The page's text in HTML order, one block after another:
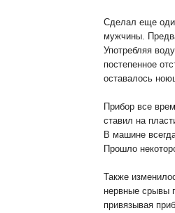
Сделал еще
мужчины.
Употребляя
постепенное
оставалось
Прибор все
ставил на
В машине
Прошло
Также
нервные срывы
привязывая